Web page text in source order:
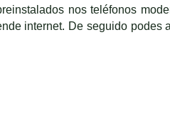
nos teléfonos
internet. De seguido podes